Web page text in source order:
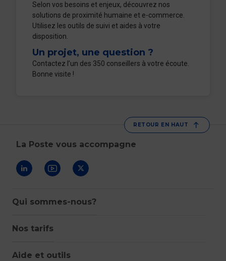
Selon vos besoins et enjeux, découvrez nos
solutions de proximité humaine et e-commerce.
Utilisez les outils de suivi et aides à votre
disposition.
Un projet, une question ?
Contactez l’un des 350 conseillers à votre écoute.
Bonne visite !
RETOUR EN HAUT
La Poste vous accompagne
Suivez-nous sur Linkedin
Suivez-nous sur Youtube
Suivez-nous sur X
Qui sommes-nous?
Nos tarifs
Aide et outils